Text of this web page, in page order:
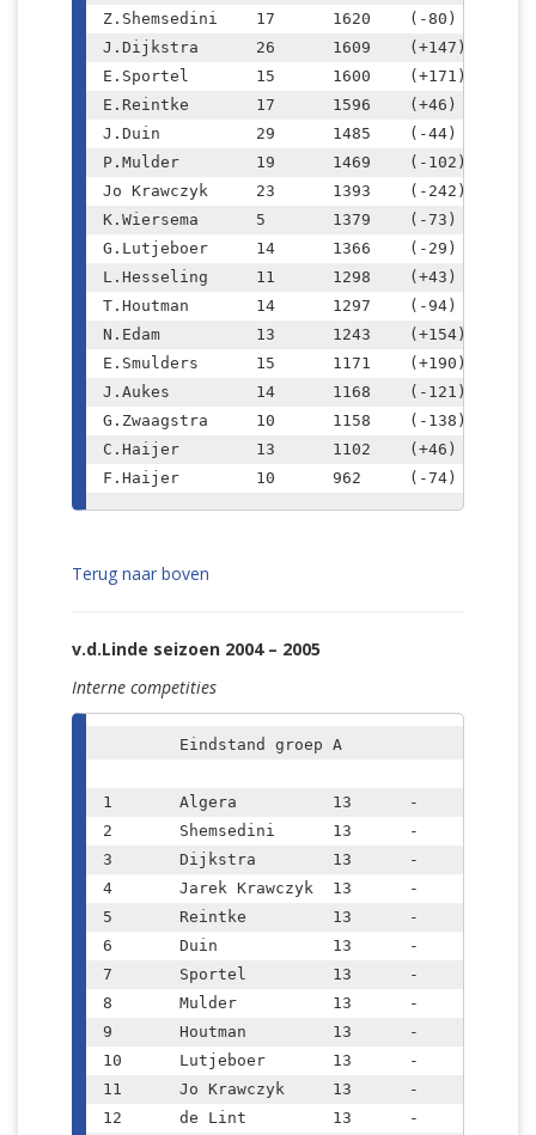
Z.Shemsedini	17	1620	(-80)
J.Dijkstra	26	1609	(+147)
E.Sportel	15	1600	(+171)
E.Reintke	17	1596	(+46)
J.Duin		29	1485	(-44)
P.Mulder	19	1469	(-102)
Jo Krawczyk	23	1393	(-242)
K.Wiersema	5	1379	(-73)
G.Lutjeboer	14	1366	(-29)
L.Hesseling	11	1298	(+43)
T.Houtman	14	1297	(-94)
N.Edam		13	1243	(+154)
E.Smulders	15	1171	(+190)
J.Aukes		14	1168	(-121)
G.Zwaagstra	10	1158	(-138)
C.Haijer	13	1102	(+46)
F.Haijer	10	962	(-74)
Terug naar boven
v.d.Linde seizoen 2004 – 2005
Interne competities
1	Algera		13	-	12
2	Shemsedini	13	-	9,5
3	Dijkstra	13	-	9
4	Jarek Krawczyk	13	-	8,5
5	Reintke		13	-	7,5
6	Duin		13	-	6,5
7	Sportel		13	-	6,5
8	Mulder		13	-	6,5
9	Houtman		13	-	6
10	Lutjeboer	13	-	5,5
11	Jo Krawczyk	13	-	5,5
12	de Lint		13	-	4,5